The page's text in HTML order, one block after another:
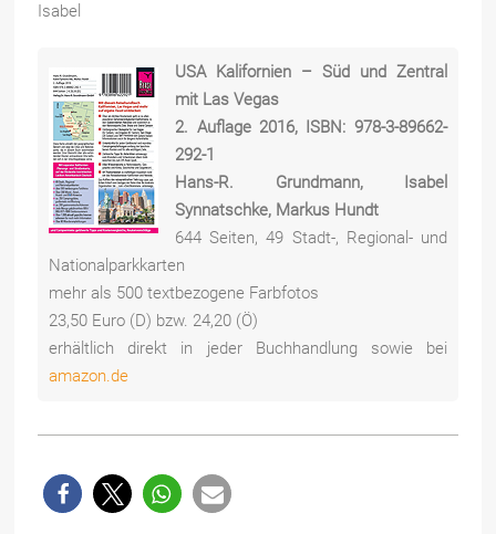
Isabel
USA Kalifornien – Süd und Zentral
mit Las Vegas
2. Auflage 2016, ISBN: 978-3-89662-
292-1
Hans-R. Grundmann, Isabel
Synnatschke, Markus Hundt
644 Seiten, 49 Stadt-, Regional- und
Nationalparkkarten
mehr als 500 textbezogene Farbfotos
23,50 Euro (D) bzw. 24,20 (Ö)
erhältlich direkt in jeder Buchhandlung sowie bei
amazon.de